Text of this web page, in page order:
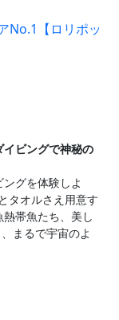
No.1【ロリポッ
ビングで神秘の
グを体験しよ
タオルさえ用意す
帯魚たち、美し
まるで宇宙のよ